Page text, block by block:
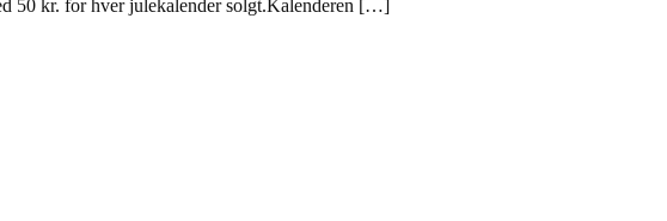
50 kr. for hver julekalender solgt.Kalenderen […]